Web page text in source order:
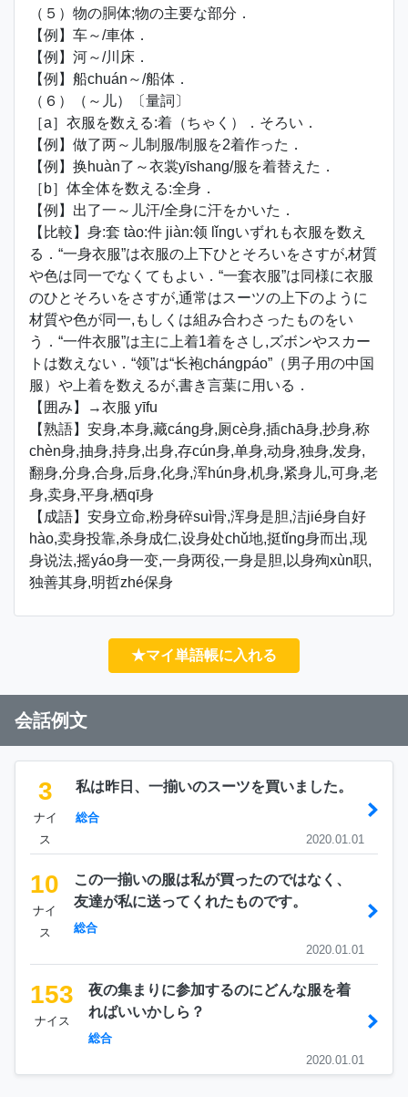
（５）物の胴体;物の主要な部分．
【例】车～/車体．
【例】河～/川床．
【例】船chuán～/船体．
（６）（～儿）〔量詞〕
［a］衣服を数える:着（ちゃく）．そろい．
【例】做了两～儿制服/制服を2着作った．
【例】换huàn了～衣裳yīshang/服を着替えた．
［b］体全体を数える:全身．
【例】出了一～儿汗/全身に汗をかいた．
【比較】身:套 tào:件 jiàn:领 lǐngいずれも衣服を数え
る．“一身衣服”は衣服の上下ひとそろいをさすが,材質
や色は同一でなくてもよい．“一套衣服”は同様に衣服
のひとそろいをさすが,通常はスーツの上下のように
材質や色が同一,もしくは組み合わさったものをい
う．“一件衣服”は主に上着1着をさし,ズボンやスカー
トは数えない．“领”は“长袍chángpáo”（男子用の中国
服）や上着を数えるが,書き言葉に用いる．
【囲み】→衣服 yīfu
【熟語】安身,本身,藏cáng身,厕cè身,插chā身,抄身,称
chèn身,抽身,持身,出身,存cún身,单身,动身,独身,发身,
翻身,分身,合身,后身,化身,浑hún身,机身,紧身儿,可身,老
身,卖身,平身,栖qī身
【成語】安身立命,粉身碎suì骨,浑身是胆,洁jié身自好
hào,卖身投靠,杀身成仁,设身处chǔ地,挺tǐng身而出,现
身说法,摇yáo身一变,一身两役,一身是胆,以身殉xùn职,
独善其身,明哲zhé保身
★マイ単語帳に入れる
会話例文
3
ナイ
ス
私は昨日、一揃いのスーツを買いました。
総合
2020.01.01
10
ナイ
ス
この一揃いの服は私が買ったのではなく、
友達が私に送ってくれたものです。
総合
2020.01.01
153
ナイス
夜の集まりに参加するのにどんな服を着
ればいいかしら？
総合
2020.01.01